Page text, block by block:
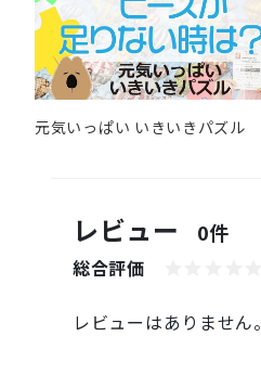
元気いっぱい いきいきパズル
レビュー 0件
総合評価
レビューはありません。